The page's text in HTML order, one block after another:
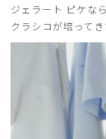
です。
ュニック/ディ
役に立った
ジェラート ピケな
クラシコが培って